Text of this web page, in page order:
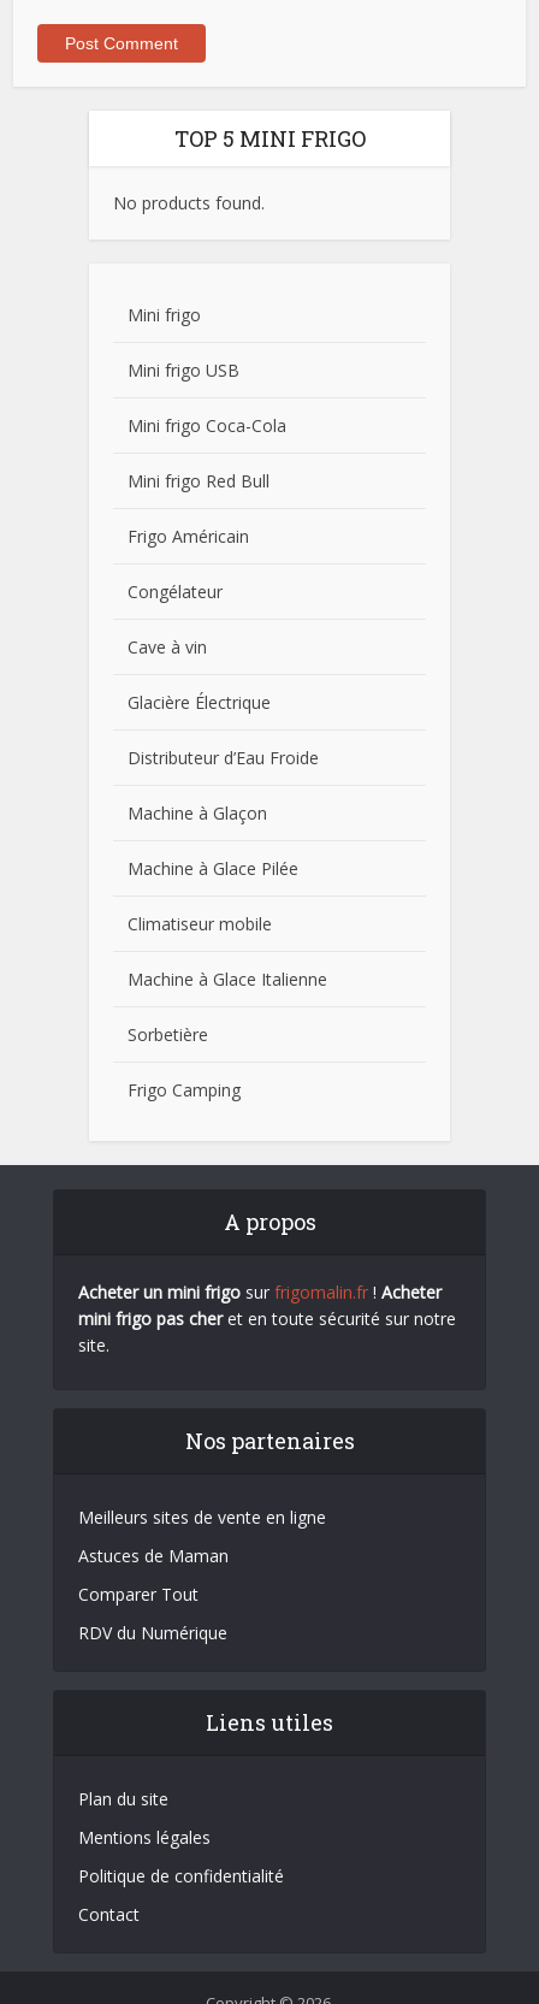
TOP 5 MINI FRIGO
No products found.
Mini frigo
Mini frigo USB
Mini frigo Coca-Cola
Mini frigo Red Bull
Frigo Américain
Congélateur
Cave à vin
Glacière Électrique
Distributeur d’Eau Froide
Machine à Glaçon
Machine à Glace Pilée
Climatiseur mobile
Machine à Glace Italienne
Sorbetière
Frigo Camping
A propos
Acheter un mini frigo sur frigomalin.fr ! Acheter
mini frigo pas cheret en toute sécurité sur notre
site.
Nos partenaires
Meilleurs sites de vente en ligne
Astuces de Maman
Comparer Tout
RDV du Numérique
Liens utiles
Plan du site
Mentions légales
Politique de confidentialité
Contact